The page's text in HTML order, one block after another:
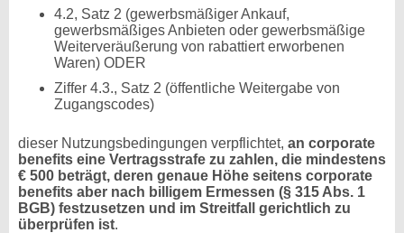
4.2, Satz 2 (gewerbsmäßiger Ankauf,
gewerbsmäßiges Anbieten oder gewerbsmäßige
Weiterveräußerung von rabattiert erworbenen
Waren) ODER
Ziffer 4.3., Satz 2 (öffentliche Weitergabe von
Zugangscodes)
dieser Nutzungsbedingungen verpflichtet, an corporate
benefits eine Vertragsstrafe zu zahlen, die mindestens
€ 500 beträgt, deren genaue Höhe seitens corporate
benefits aber nach billigem Ermessen (§ 315 Abs. 1
BGB) festzusetzen und im Streitfall gerichtlich zu
überprüfen ist.